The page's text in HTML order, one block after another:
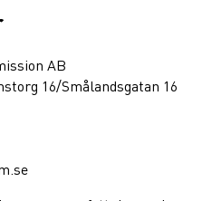
AB
16/Smålandsgatan 16